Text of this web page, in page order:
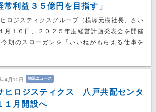
常利益３５億円を目指す」
ロジスティクスグループ（横塚元樹社長、さい
月１６日、２０２５年度経営計画発表会を開催
期のスローガンを「いいねがもらえる仕事を
4月15日 物流ニュース
ヒロジスティクス 八戸共配センタ
１月開設へ